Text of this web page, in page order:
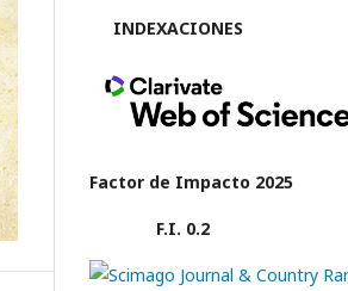
INDEXACIONES
Factor de Impacto 2025
F.I. 0.2